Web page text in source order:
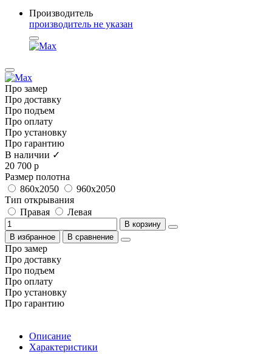
Производитель
производитель не указан
Про замер
Про доставку
Про подъем
Про оплату
Про установку
Про гарантию
В наличии ✓
20 700 р
Размер полотна
860x2050
960x2050
Тип открывания
Правая
Левая
В корзину
В избранное
В сравнение
Про замер
Про доставку
Про подъем
Про оплату
Про установку
Про гарантию
Описание
Характеристики